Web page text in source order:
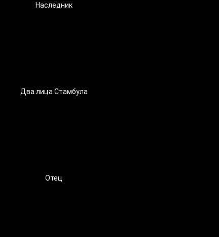
Наследник
Два лица Стамбула
Отец